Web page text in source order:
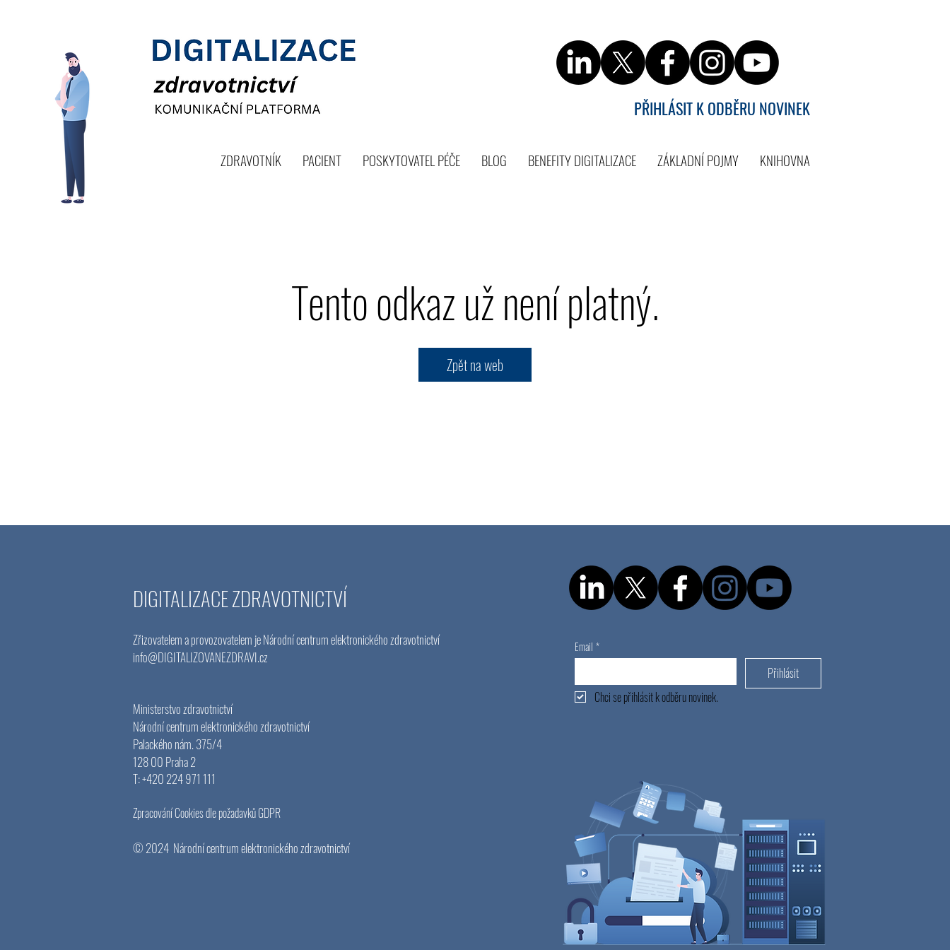
PŘIHLÁSIT K ODBĚRU NOVINEK
ZDRAVOTNÍK PACIENT POSKYTOVATEL PÉČE BLOG BENEFITY DIGITALIZACE ZÁKLADNÍ POJMY KNIHOVNA
Tento odkaz už není platný.
Zpět na web
DIGITALIZACE ZDRAVOTNICTVÍ
Zřizovatelem a provozovatelem je Národní centrum elektronického zdravotnictví
info@DIGITALIZOVANEZDRAVI.cz
Ministerstvo zdravotnictví
Národní centrum elektronického zdravotnictví
Palackého nám. 375/4
128 00 Praha 2
T: +420 224 971 111
Zpracování Cookies dle požadavků GDPR
© 2024 Národní centrum elektronického zdravotnictví
Email *
Přihlásit
Chci se přihlásit k odběru novinek.